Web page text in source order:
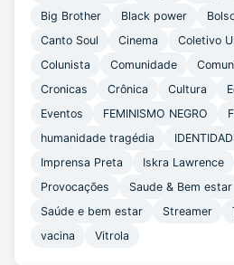
Big Brother
Black power
Canto Soul
Cinema Coletivo
Colunista
Comunidade
Cronicas
Crônica Cultura
Eventos
FEMINISMO NEGRO
humanidade tragédia
Imprensa Preta
Iskra Lawrence
Provocações
Saude & Bem estar
Saúde e bem estar
Streamer
vacina
Vitrola